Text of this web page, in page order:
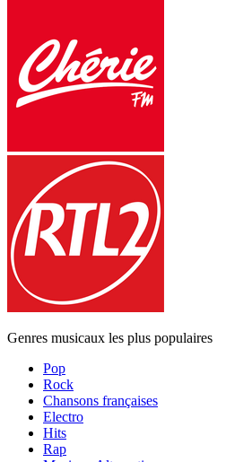
Genres musicaux les plus populaires
Pop
Rock
Chansons françaises
Electro
Hits
Rap